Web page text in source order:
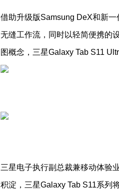
借助升级版Samsung DeX和新
无缝工作流，同时以轻简便携的
图概念，三星Galaxy Tab S11
三星电子执行副总裁兼移动体验
积淀，三星Galaxy Tab S11系列